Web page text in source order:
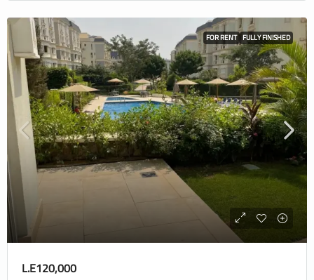
FOR RENT FULLY FINISHED
L.E120,000